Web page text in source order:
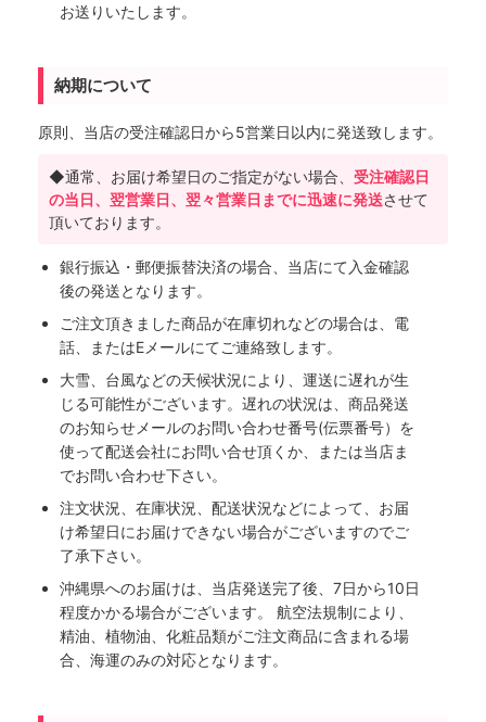
お送りいたします。
納期について
原則、当店の受注確認日から5営業日以内に発送致します。
◆通常、お届け希望日のご指定がない場合、 受注確認日
の当日、翌営業日、翌々営業日までに迅速に発送させて
頂いております。
銀行振込・郵便振替決済の場合、当店にて入金確認
後の発送となります。
ご注文頂きました商品が在庫切れなどの場合は、電
話、またはEメールにてご連絡致します。
大雪、台風などの天候状況により、運送に遅れが生
じる可能性がございます。遅れの状況は、商品発送
のお知らせメールのお問い合わせ番号(伝票番号）を
使って配送会社にお問い合せ頂くか、または当店ま
でお問い合わせ下さい。
注文状況、在庫状況、配送状況などによって、お届
け希望日にお届けできない場合がございますのでご
了承下さい。
沖縄県へのお届けは、当店発送完了後、7日から10日
程度かかる場合がございます。 航空法規制により、
精油、植物油、化粧品類がご注文商品に含まれる場
合、海運のみの対応となります。